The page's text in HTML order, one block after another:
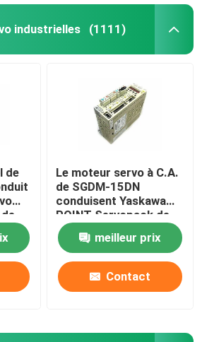
industrielles (1111)
de
Le moteur servo à C.A.
de SGDM-15DN
conduisent Yaskawa
POINT Servopack de
0,5 ampères 32
meilleur prix
Contact